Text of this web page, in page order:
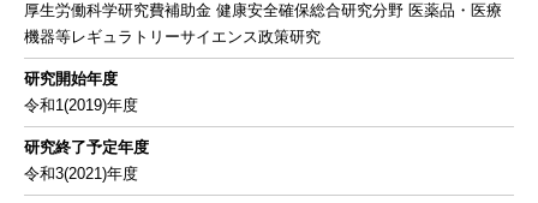
厚生労働科学研究費補助金 健康安全確保総合研究分野 医薬品・医療
機器等レギュラトリーサイエンス政策研究
研究開始年度
令和1(2019)年度
研究終了予定年度
令和3(2021)年度